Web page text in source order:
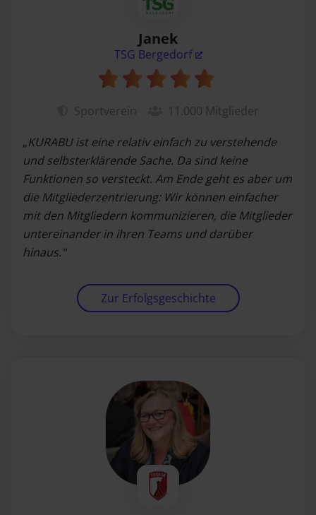
Janek
TSG Bergedorf
Sportverein 11.000 Mitglieder
„KURABU ist eine relativ einfach zu verstehende
und selbsterklärende Sache. Da sind keine
Funktionen so versteckt. Am Ende geht es aber um
die Mitgliederzentrierung: Wir können einfacher
mit den Mitgliedern kommunizieren, die Mitglieder
untereinander in ihren Teams und darüber
hinaus."
Zur Erfolgsgeschichte